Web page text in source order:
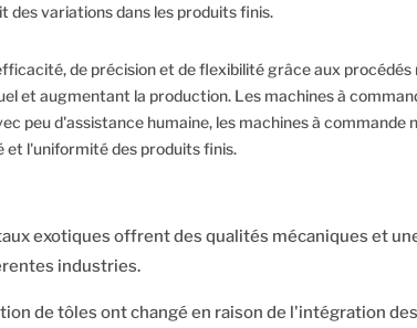
variations dans les produits finis.
de précision et de flexibilité grâce aux
et augmentant la production. Les machines à
peu d'assistance humaine, les machines à
et l'uniformité des produits finis.
exotiques offrent des qualités mécaniques et
industries.
de tôles ont changé en raison de l'intégration